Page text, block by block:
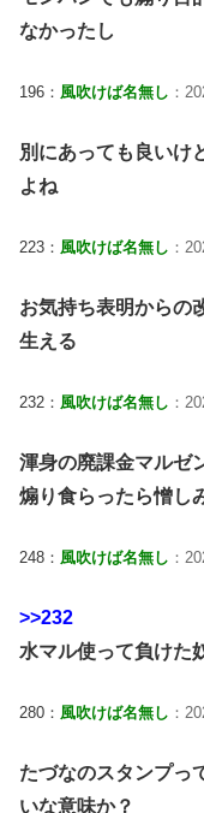
なかったし
196： 風吹けば名無し ：
別にあっても良いけ
よね
223： 風吹けば名無し ：
お気持ち表明からの
生える
232： 風吹けば名無し ：
渾身の廃課金マルゼ
煽り食らったら憎し
248： 風吹けば名無し ：
>>232
水マル使って負けた
280： 風吹けば名無し ：
たづなのスタンプっ
いな意味か？